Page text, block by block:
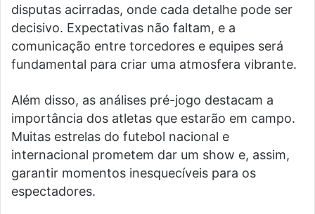
disputas acirradas, onde cada detalhe pode ser
decisivo. Expectativas não faltam, e a
comunicação entre torcedores e equipes será
fundamental para criar uma atmosfera vibrante.
Além disso, as análises pré-jogo destacam a
importância dos atletas que estarão em campo.
Muitas estrelas do futebol nacional e
internacional prometem dar um show e, assim,
garantir momentos inesquecíveis para os
espectadores.